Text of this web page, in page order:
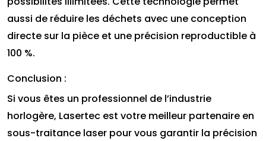
aussi de réduire les déchets avec une conception
directe sur la pièce et une précision reproductible à
100 %.
Conclusion :
Si vous êtes un professionnel de l’industrie
horlogère, Lasertec est votre meilleur partenaire en
sous-traitance laser pour vous garantir la précision